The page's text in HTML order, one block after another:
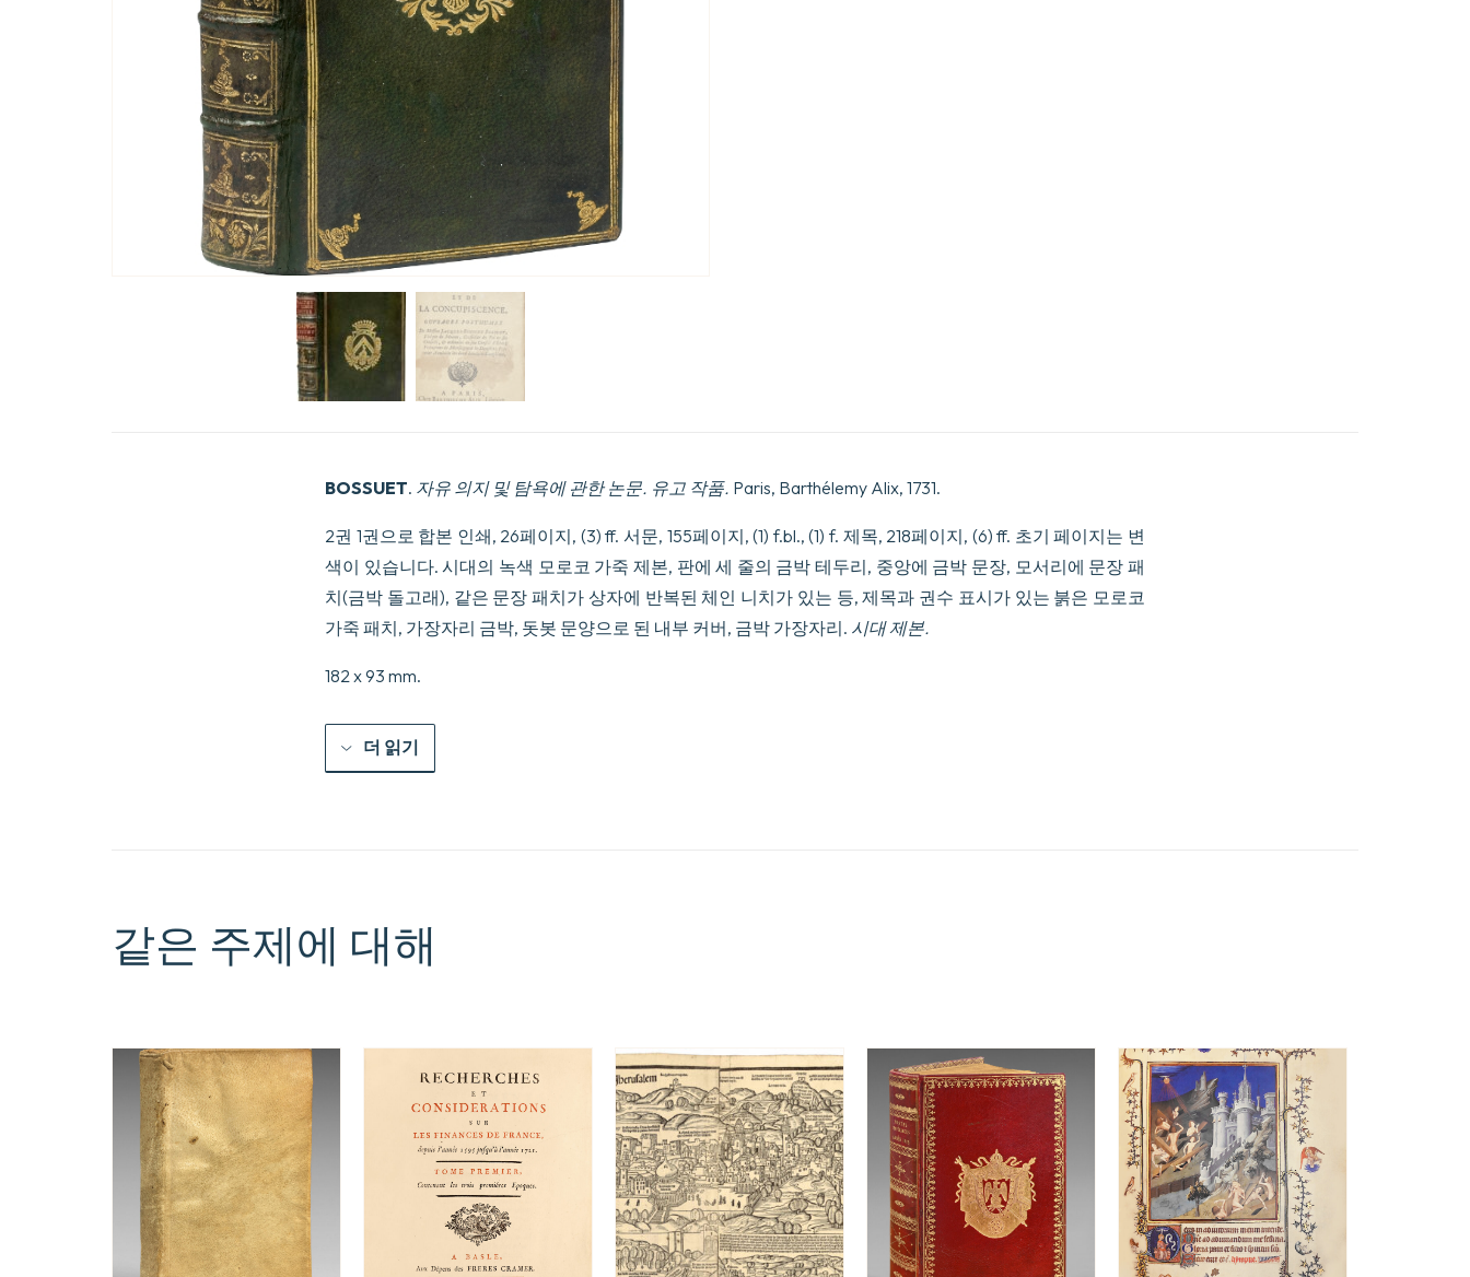
BOSSUET. 자유 의지 및 탐욕에 관한 논문. 유고 작품. Paris, Barthélemy Alix, 1731.
2권 1권으로 합본 인쇄, 26페이지, (3) ff. 서문, 155페이지, (1) f.bl., (1) f. 제목, 218페이지, (6) ff. 초기 페이지는 변
색이 있습니다. 시대의 녹색 모로코 가죽 제본, 판에 세 줄의 금박 테두리, 중앙에 금박 문장, 모서리에 문장 패
치(금박 돌고래), 같은 문장 패치가 상자에 반복된 체인 니치가 있는 등, 제목과 권수 표시가 있는 붉은 모로코
가죽 패치, 가장자리 금박, 돗봇 문양으로 된 내부 커버, 금박 가장자리. 시대 제본.
182 x 93 mm.
더 읽기
같은 주제에 대해